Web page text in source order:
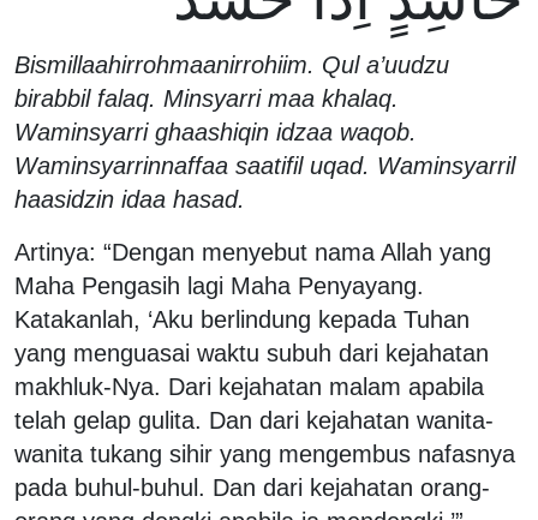
Bismillaahirrohmaanirrohiim. Qul a’uudzu
birabbil falaq. Minsyarri maa khalaq.
Waminsyarri ghaashiqin idzaa waqob.
Waminsyarrinnaffaa saatifil uqad. Waminsyarril
haasidzin idaa hasad.
Artinya: “Dengan menyebut nama Allah yang
Maha Pengasih lagi Maha Penyayang.
Katakanlah, ‘Aku berlindung kepada Tuhan
yang menguasai waktu subuh dari kejahatan
makhluk-Nya. Dari kejahatan malam apabila
telah gelap gulita. Dan dari kejahatan wanita-
wanita tukang sihir yang mengembus nafasnya
pada buhul-buhul. Dan dari kejahatan orang-